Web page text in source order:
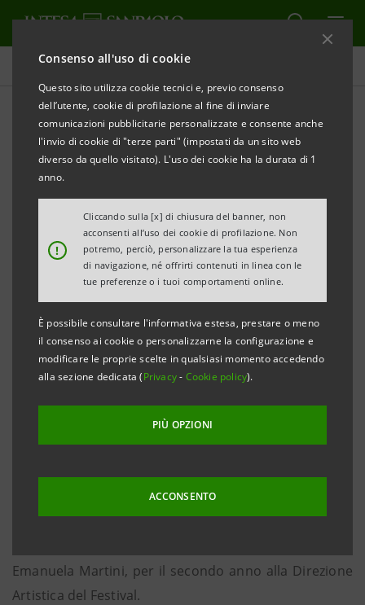
Consenso all'uso di cookie
Questo sito utilizza cookie tecnici e, previo consenso
dell’utente, cookie di profilazione al fine di inviare
comunicazioni pubblicitarie personalizzate e consente anche
l'invio di cookie di "terze parti" (impostati da un sito web
diverso da quello visitato). L'uso dei cookie ha la durata di 1
anno.
!
Cliccando sulla [x] di chiusura del banner, non
acconsenti all’uso dei cookie di profilazione. Non
potremo, perciò, personalizzare la tua esperienza
di navigazione, né offrirti contenuti in linea con le
tue preferenze o i tuoi comportamenti online.
È possibile consultare l'informativa estesa, prestare o meno
il consenso ai cookie o personalizzarne la configurazione e
modificare le proprie scelte in qualsiasi momento accedendo
alla sezione dedicata (Privacy- Cookie policy).
PIÙ OPZIONI
ACCONSENTO
Comunicati stampa
STAMPA AGGIORNA
INTESA SANPAOLO MAIN SPONSOR DEL 33^ TORINO
FILM FESTIVAL
rinnovato il proprio sostegno alla 33^ edizione del
Torino Film Festival, in programma dal 20 al 28
novembre. Riconosciuto come uno degli
appuntamenti culturali più interessanti sviluppati a
Torino, il TFF è una delle iniziative culturali che la
Banca ha scelto di sostenere per riaffermare la
centralità del suo rapporto con la città di Torino, a cui
intende offrire un contributo attivo per lo sviluppo
culturale e civile della sua comunità.
L’edizione di quest’anno ospita un’interessante
retrospettiva dedicata alle Cose che verranno, agli
scenari futuri come sono stati immaginati dal cinema
di fantascienza e dagli autori che hanno descritto il
Emanuela Martini, per il secondo anno alla Direzione
Artistica del Festival.